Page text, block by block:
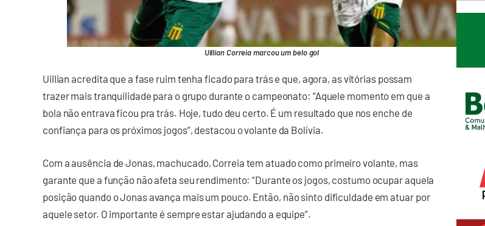
Uillian Correia marcou um belo gol
Uillian acredita que a fase ruim tenha ficado para trás e que, agora, as vitórias possam
trazer mais tranquilidade para o grupo durante o campeonato: “Aquele momento em que a
bola não entrava ficou pra trás. Hoje, tudo deu certo. É um resultado que nos enche de
confiança para os próximos jogos”, destacou o volante da Bolívia.
Com a ausência de Jonas, machucado, Correia tem atuado como primeiro volante, mas
garante que a função não afeta seu rendimento: “Durante os jogos, costumo ocupar aquela
posição quando o Jonas avança mais um pouco. Então, não sinto dificuldade em atuar por
aquele setor. O importante é sempre estar ajudando a equipe”.